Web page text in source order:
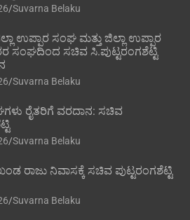
Suvarna Belaku
ಉಪ್ಪಾರ ಸಂಘ ಮತ್ತು ಜಿಲ್ಲಾ ಉಪ್ಪಾರ
ಸಂಘದಿಂದ ಸಚಿವ ಸಿ.ಪುಟ್ಟರಂಗಶೆಟ್ಟಿ
Suvarna Belaku
ರೈತರಿಗೆ ವರದಾನ: ಸಚಿವ
Suvarna Belaku
ರಾಜು ನಿವಾಸಕ್ಕೆ ಸಚಿವ ಪುಟ್ಟರಂಗಶೆಟ್ಟಿ
Suvarna Belaku